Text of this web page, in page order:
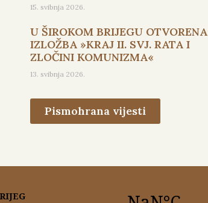
15. svibnja 2026.
U ŠIROKOM BRIJEGU OTVORENA
IZLOŽBA »KRAJ II. SVJ. RATA I
ZLOČINI KOMUNIZMA«
13. svibnja 2026.
Pismohrana vijesti